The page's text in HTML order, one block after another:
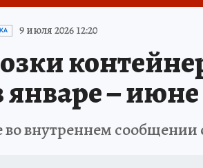
РОССИЯ
9 июля 2026 12:20
– июне
во внутреннем